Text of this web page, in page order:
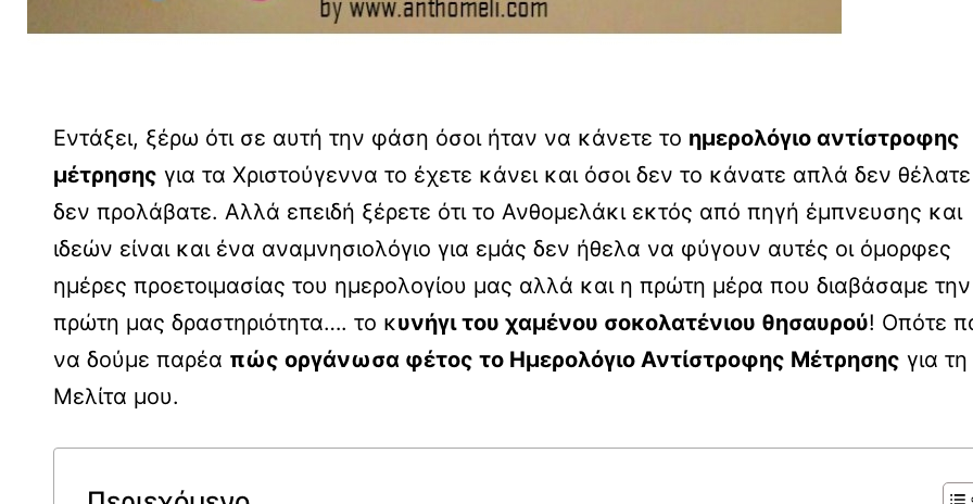
Εντάξει, ξέρω ότι σε αυτή την φάση όσοι ήταν να κάνετε το ημερολόγιο αντίστροφης
μέτρησης για τα Χριστούγεννα το έχετε κάνει και όσοι δεν το κάνατε απλά δεν
δεν προλάβατε. Aλλά επειδή ξέρετε ότι το Ανθομελάκι εκτός από πηγή έμπνευσης και
ιδεών είναι και ένα αναμνησιολόγιο για εμάς δεν ήθελα να φύγουν αυτές οι όμορφες
ημέρες προετοιμασίας του ημερολογίου μας αλλά και η πρώτη μέρα που διαβάσαμε την
πρώτη μας δραστηριότητα…. το κυνήγι του χαμένου σοκολατένιου θησαυρού! Οπότε
να δούμε παρέα πώς οργάνωσα φέτος το Ημερολόγιο Αντίστροφης Μέτρησης για τη
Μελίτα μου.